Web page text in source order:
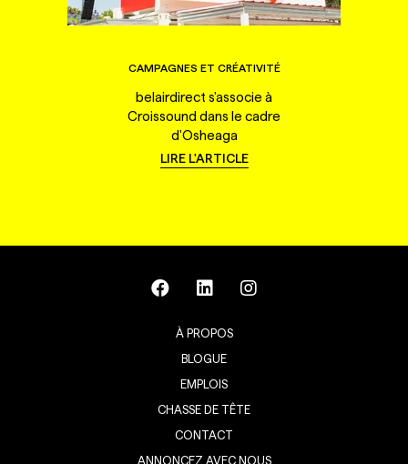
CAMPAGNES ET CRÉATIVITÉ
belairdirect s'associe à
Croissound dans le cadre
d'Osheaga
LIRE L'ARTICLE
À PROPOS
BLOGUE
EMPLOIS
CHASSE DE TÊTE
CONTACT
ANNONCEZ AVEC NOUS